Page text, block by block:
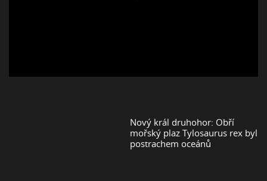
Nový král druhohor: Obří
mořský plaz Tylosaurus rex byl
postrachem oceánů